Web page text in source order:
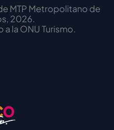
MTP Metropolitano de
2026.
la ONU Turismo.